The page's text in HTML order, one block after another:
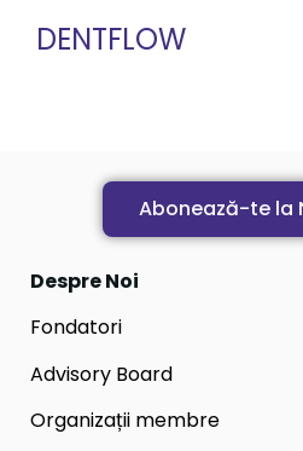
DENTFLOW
Abonează-te la
Despre Noi
Fondatori
Advisory Board
Organizații membre